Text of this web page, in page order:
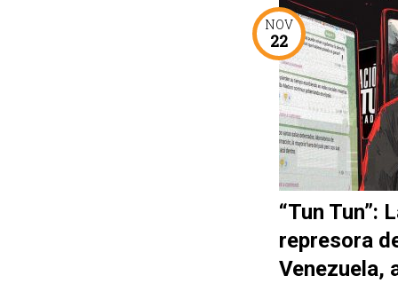
NOV
22
“Tun Tun”:
represora
Venezuela,